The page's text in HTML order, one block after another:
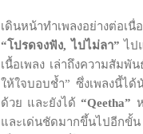
เดินหน้าทำเพลงอย่างต่อเ
“โปรดจงฟัง, ไปไม่ลา” ไป
เนื้อเพลง เล่าถึงความสัม
ให้ใจบอบช้ำ” ซึ่งเพลงนี้ไ
ด้วย และยังได้“Qeetha”
และเด่นชัดมากขึ้นไปอีกขั้